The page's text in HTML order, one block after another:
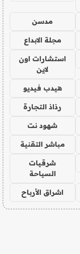
مدسن
مجلة الابداع
استشارات اون
لاين
هيدب فيديو
رذاذ التجارة
شهود نت
مباشر التقنية
شرقيات
السياحة
اشراق الأرباح